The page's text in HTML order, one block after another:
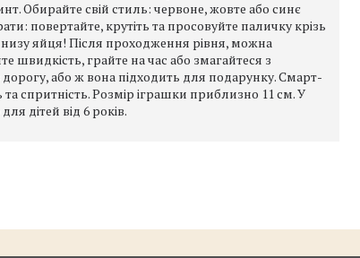
Обирайте свій стиль: червоне, жовте або синє
повертайте, крутіть та просовуйте паличку крізь
низу яйця! Після проходження рівня, можна
швидкість, грайте на час або змагайтеся з
або ж вона підходить для подарунку. Смарт-
спритність. Розмір іграшки приблизно 11 см. У
дітей від 6 років.